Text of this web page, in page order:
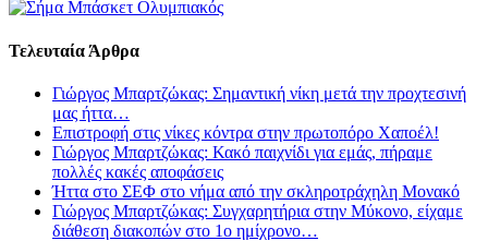
Τελευταία Άρθρα
Γιώργος Μπαρτζώκας: Σημαντική νίκη μετά την προχτεσινή
μας ήττα…
Επιστροφή στις νίκες κόντρα στην πρωτοπόρο Χαποέλ!
Γιώργος Μπαρτζώκας: Κακό παιχνίδι για εμάς, πήραμε
πολλές κακές αποφάσεις
Ήττα στο ΣΕΦ στο νήμα από την σκληροτράχηλη Μονακό
Γιώργος Μπαρτζώκας: Συγχαρητήρια στην Μύκονο, είχαμε
διάθεση διακοπών στο 1ο ημίχρονο…